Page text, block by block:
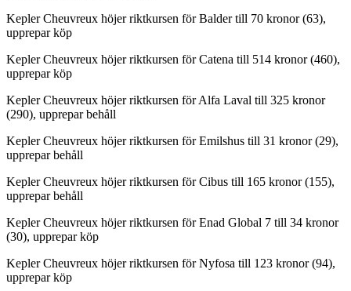
Kepler Cheuvreux höjer riktkursen för Balder till 70 kronor (63),
upprepar köp
Kepler Cheuvreux höjer riktkursen för Catena till 514 kronor (460),
upprepar köp
Kepler Cheuvreux höjer riktkursen för Alfa Laval till 325 kronor
(290), upprepar behåll
Kepler Cheuvreux höjer riktkursen för Emilshus till 31 kronor (29),
upprepar behåll
Kepler Cheuvreux höjer riktkursen för Cibus till 165 kronor (155),
upprepar behåll
Kepler Cheuvreux höjer riktkursen för Enad Global 7 till 34 kronor
(30), upprepar köp
Kepler Cheuvreux höjer riktkursen för Nyfosa till 123 kronor (94),
upprepar köp